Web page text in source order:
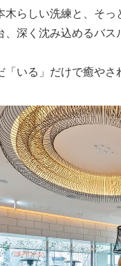
木らしい洗練と、そ
深く沈み込めるバス
いる」だけで癒やさ